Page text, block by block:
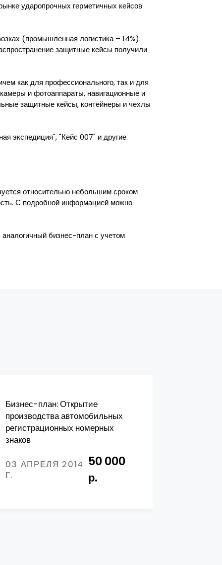
ударопрочных герметичных кейсов
(промышленная логистика – 14%).
защитные кейсы получили
как для профессионального, так и для
и фотоаппараты, навигационные и
защитные кейсы, контейнеры и чехлы
экспедиция", "Кейс 007" и другие.
относительно небольшим сроком
С подробной информацией можно
бизнес-план с учетом
Бизнес-план: Открытие
производства автомобильных
регистрационных номерных
знаков
03 АПРЕЛЯ 2014
Г.
50 000
р.